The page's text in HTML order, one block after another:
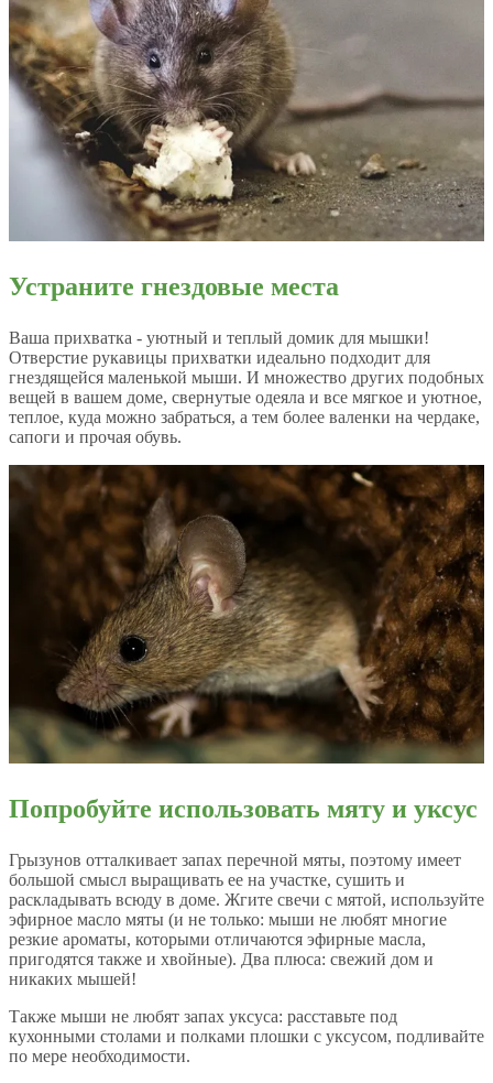
Устраните гнездовые места
Ваша прихватка - уютный и теплый домик для мышки!
Отверстие рукавицы прихватки идеально подходит для
гнездящейся маленькой мыши. И множество других подобных
вещей в вашем доме, свернутые одеяла и все мягкое и уютное,
теплое, куда можно забраться, а тем более валенки на чердаке,
сапоги и прочая обувь.
Попробуйте использовать мяту и уксус
Грызунов отталкивает запах перечной мяты, поэтому имеет
большой смысл выращивать ее на участке, сушить и
раскладывать всюду в доме. Жгите свечи с мятой, используйте
эфирное масло мяты (и не только: мыши не любят многие
резкие ароматы, которыми отличаются эфирные масла,
пригодятся также и хвойные). Два плюса: свежий дом и
никаких мышей!
Также мыши не любят запах уксуса: расставьте под
кухонными столами и полками плошки с уксусом, подливайте
по мере необходимости.